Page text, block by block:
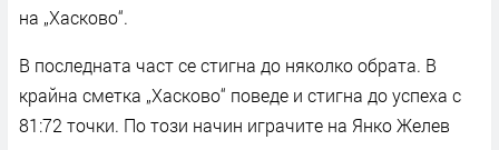
на „Хасково“.
В последната част се стигна до няколко обрата. В
крайна сметка „Хасково“ поведе и стигна до успеха с
81:72 точки. По този начин играчите на Янко Желев